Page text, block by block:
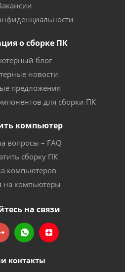
о сборке ПК
блог
новости
предложения
для сборки ПК
компьютер
вопросы – FAQ
сборку ПК
компьютеров
на компьютеры
на связи
контакты